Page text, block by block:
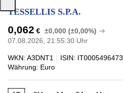
TESSELLIS S.P.A.
0,062 € ±0,000 (±0,00%)
07.08.2026, 21:55:30 Uhr
WKN: A3DNT1 ISIN: IT0005496473
Währung: Euro